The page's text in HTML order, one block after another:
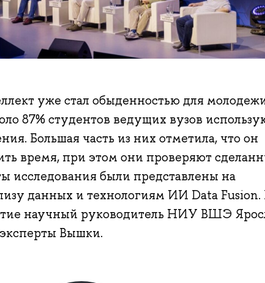
уже стал обыденностью для
87% студентов ведущих вузов
Большая часть из них отметила, что он
время, при этом они проверяют
исследования были представлены на
данных и технологиям ИИ Data Fusion.
научный руководитель НИУ ВШЭ
Вышки.